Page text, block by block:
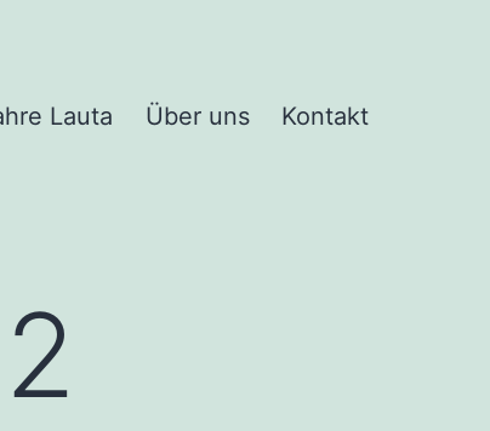
Lauta Über uns Kontakt